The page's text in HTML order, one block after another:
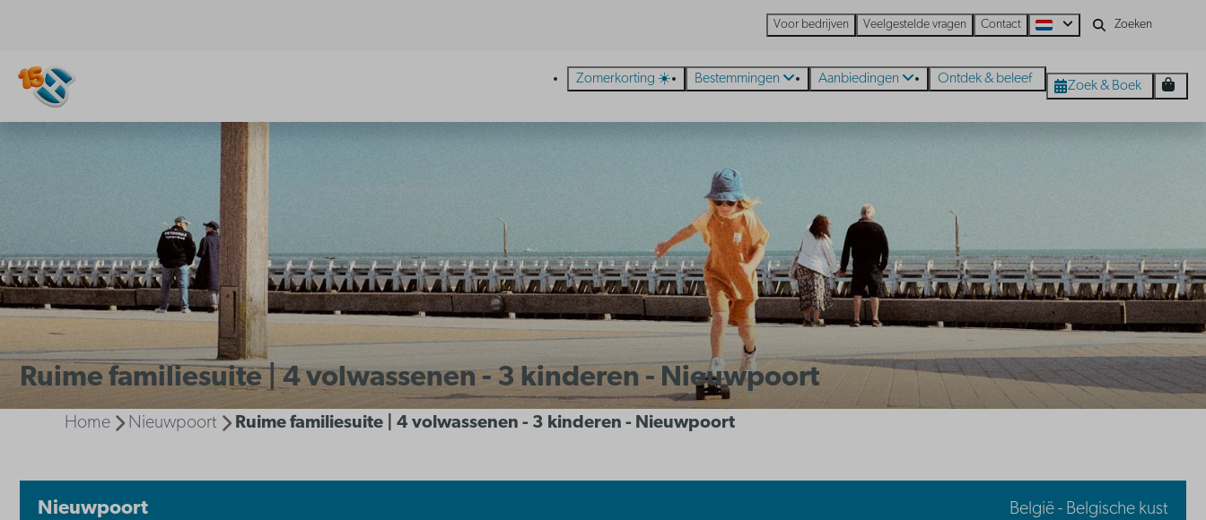
Voor bedrijven Veelgestelde vragen Contact
Zomerkorting ☀️ Bestemmingen Aanbiedingen Ontdek & beleef Zoek & Boek
Ruime familiesuite | 4 volwassenen - 3 kinderen - Nieuwpoort
Home Nieuwpoort Ruime familiesuite | 4 volwassenen - 3 kinderen - Nieuwpoort
Nieuwpoort België - Belgische kust